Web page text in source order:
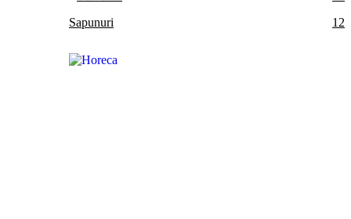
Sapunuri
12